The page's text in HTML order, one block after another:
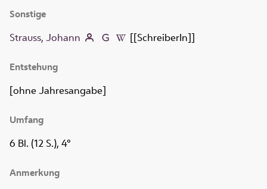
Sonstige
Strauss, Johann [[SchreiberIn]]
Entstehung
[ohne Jahresangabe]
Umfang
6 Bl. (12 S.), 4°
Anmerkung